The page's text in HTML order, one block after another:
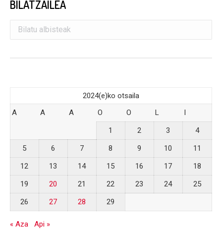
BILATZAILEA
2024(e)ko otsaila
A
A A O O L
I
1
2 3
4
5
6 7 8 9 10
11
12
13 14 15 16 17
18
19
20 21 22 23 24
25
26
27 28 29
« Aza Api »